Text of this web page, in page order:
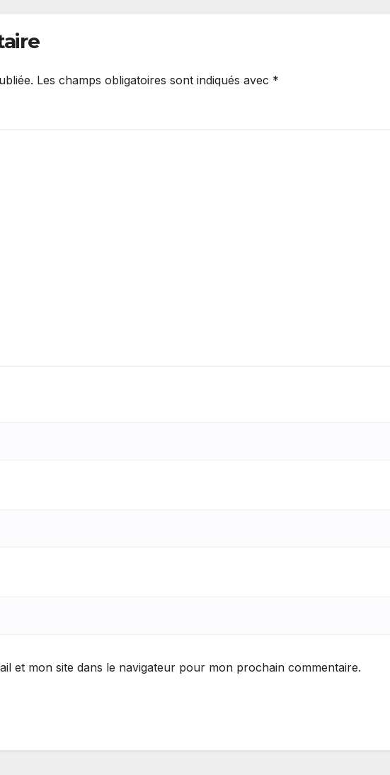
Les champs obligatoires sont indiqués avec *
et mon site dans le navigateur pour mon prochain commentaire.